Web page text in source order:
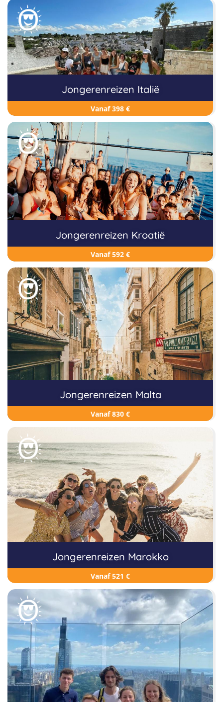
Jongerenreizen Italië
Vanaf 398 €
Jongerenreizen Kroatië
Vanaf 592 €
Jongerenreizen Malta
Vanaf 830 €
Jongerenreizen Marokko
Vanaf 521 €